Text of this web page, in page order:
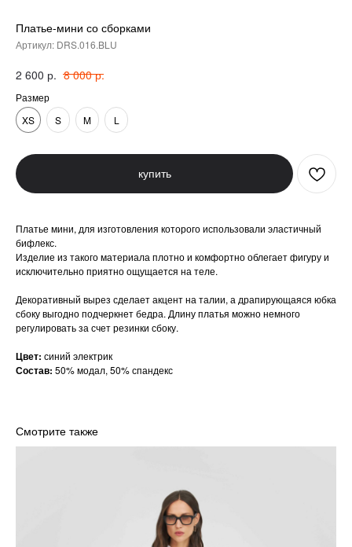
Платье-мини со сборками
Артикул: DRS.016.BLU
2 600 р. 8 000 р.
Размер
XS
S M L
купить
Платье мини, для изготовления которого использовали эластичный
бифлекс.
Изделие из такого материала плотно и комфортно облегает фигуру и
исключительно приятно ощущается на теле.
Декоративный вырез сделает акцент на талии, а драпирующаяся юбка
сбоку выгодно подчеркнет бедра. Длину платья можно немного
регулировать за счет резинки сбоку.
Цвет: синий электрик
Состав: 50% модал, 50% спандекс
Смотрите также